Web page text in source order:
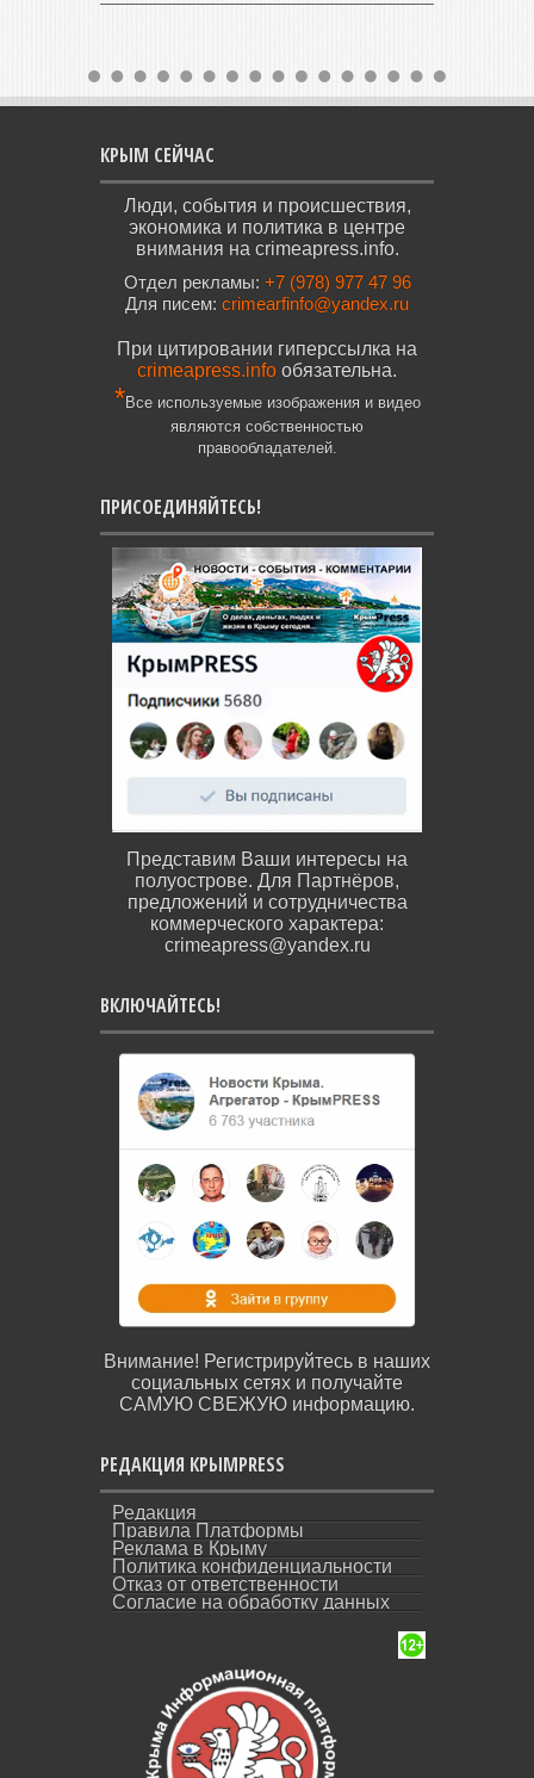
КРЫМ СЕЙЧАС
Люди, события и происшествия,
экономика и политика в центре
внимания на crimeapress.info.
Отдел рекламы: +7 (978) 977 47 96
Для писем: crimearfinfo@yandex.ru
При цитировании гиперссылка на
crimeapress.info обязательна.
*Все используемые изображения и видео
являются собственностью
правообладателей.
ПРИСОЕДИНЯЙТЕСЬ!
Представим Ваши интересы на
полуострове. Для Партнёров,
предложений и сотрудничества
коммерческого характера:
crimeapress@yandex.ru
ВКЛЮЧАЙТЕСЬ!
Внимание! Регистрируйтесь в наших
социальных сетях и получайте
САМУЮ СВЕЖУЮ информацию.
РЕДАКЦИЯ КРЫМPRESS
Редакция
Правила Платформы
Реклама в Крыму
Политика конфиденциальности
Отказ от ответственности
Согласие на обработку данных